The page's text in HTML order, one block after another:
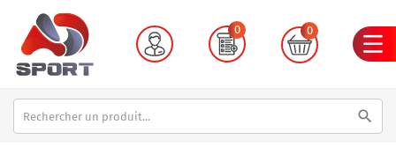
0 0
search